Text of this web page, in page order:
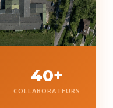
40+
COLLABORATEURS